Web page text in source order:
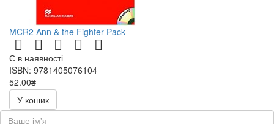
MCR2 Ann & the Fighter Pack
Є в наявності
ISBN: 9781405076104
52.00₴
У кошик